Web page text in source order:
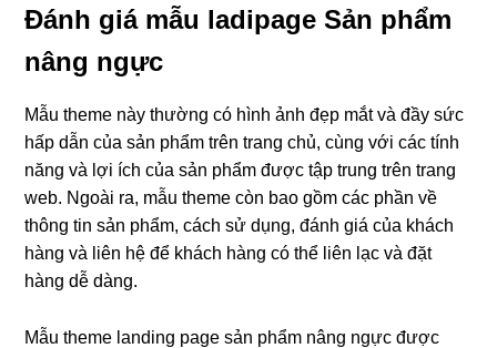
Đánh giá mẫu ladipage Sản phẩm
nâng ngực
Mẫu theme này thường có hình ảnh đẹp mắt và đầy sức
hấp dẫn của sản phẩm trên trang chủ, cùng với các tính
năng và lợi ích của sản phẩm được tập trung trên trang
web. Ngoài ra, mẫu theme còn bao gồm các phần về
thông tin sản phẩm, cách sử dụng, đánh giá của khách
hàng và liên hệ để khách hàng có thể liên lạc và đặt
hàng dễ dàng.
Mẫu theme landing page sản phẩm nâng ngực được